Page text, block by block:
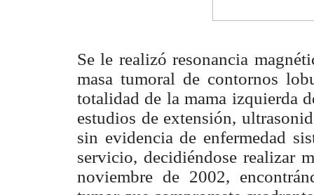
Se le realizó resonancia
masa tumoral de contornos
totalidad de la mama izquierda
estudios de extensión,
sin evidencia de enfermedad
servicio, decidiéndose realizar
noviembre de 2002,